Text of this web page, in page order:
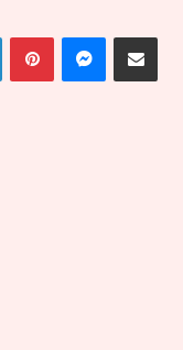
LinkedinPinterestMessengerPartager par email